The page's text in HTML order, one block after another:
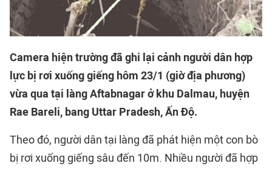
Camera hiện trường đã ghi lại cảnh người dân hợp
lực bị rơi xuống giếng hôm 23/1 (giờ địa phương)
vừa qua tại làng Aftabnagar ở khu Dalmau, huyện
Rae Bareli, bang Uttar Pradesh, Ấn Độ.
Theo đó, người dân tại làng đã phát hiện một con bò
bị rơi xuống giếng sâu đến 10m. Nhiều người đã hợp